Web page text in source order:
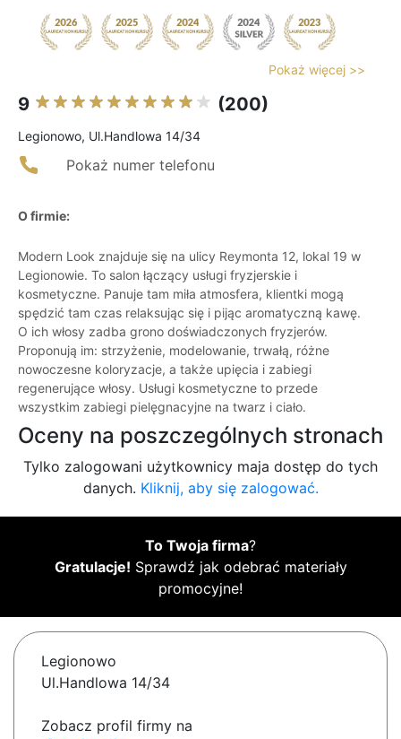
Pokaż więcej >>
9 (200)
Legionowo, Ul.Handlowa 14/34
Pokaż numer telefonu
O firmie:
Modern Look znajduje się na ulicy Reymonta 12, lokal 19 w
Legionowie. To salon łączący usługi fryzjerskie i
kosmetyczne. Panuje tam miła atmosfera, klientki mogą
spędzić tam czas relaksując się i pijąc aromatyczną kawę.
O ich włosy zadba grono doświadczonych fryzjerów.
Proponują im: strzyżenie, modelowanie, trwałą, różne
nowoczesne koloryzacje, a także upięcia i zabiegi
regenerujące włosy. Usługi kosmetyczne to przede
wszystkim zabiegi pielęgnacyjne na twarz i ciało.
Oceny na poszczególnych stronach
Tylko zalogowani użytkownicy maja dostęp do tych
danych. Kliknij, aby się zalogować.
To Twoja firma?
Gratulacje! Sprawdź jak odebrać materiały
promocyjne!
Legionowo
Ul.Handlowa 14/34
Zobacz profil firmy na